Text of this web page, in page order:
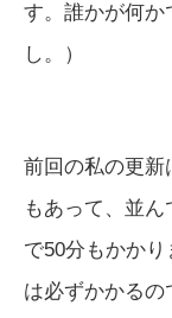
す。誰かが何か
し。）
前回の私の更新
もあって、並
で50分もかか
は必ずかかる